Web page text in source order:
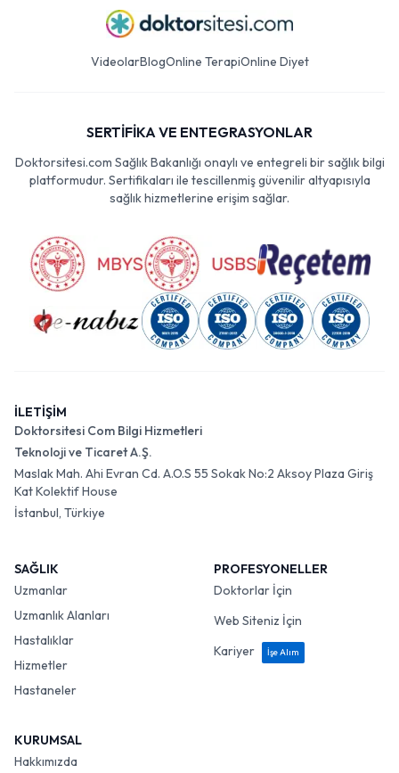
VideolarBlogOnline TerapiOnline Diyet
SERTİFİKA VE ENTEGRASYONLAR
Doktorsitesi.com Sağlık Bakanlığı onaylı ve entegreli bir sağlık bilgi
platformudur. Sertifikaları ile tescillenmiş güvenilir altyapısıyla
sağlık hizmetlerine erişim sağlar.
İLETİŞİM
Doktorsitesi Com Bilgi Hizmetleri
Teknoloji ve Ticaret A.Ş.
Maslak Mah. Ahi Evran Cd. A.O.S 55 Sokak No:2 Aksoy Plaza Giriş
Kat Kolektif House
İstanbul, Türkiye
SAĞLIK
Uzmanlar
Uzmanlık Alanları
Hastalıklar
Hizmetler
Hastaneler
PROFESYONELLER
Doktorlar İçin
Web Siteniz İçin
Kariyer
İşe Alım
KURUMSAL
Hakkımızda